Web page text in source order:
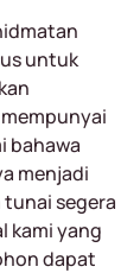
untuk
bahawa
menjadi
segera
kami yang
dapat